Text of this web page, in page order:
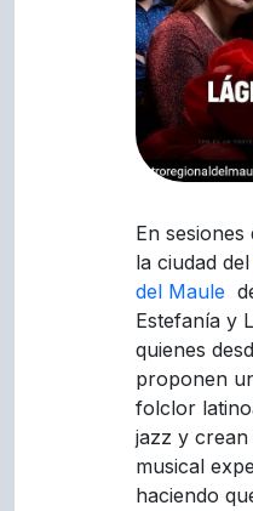
En
la ciudad del
del Maule
Estefanía y
quienes
proponen
folclor
jazz y
musical
haciendo